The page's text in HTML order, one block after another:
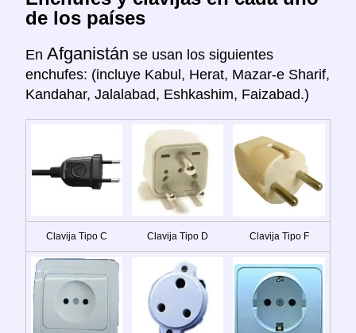
de los países
En Afganistán se usan los siguientes
enchufes: (incluye Kabul, Herat, Mazar-e Sharif,
Kandahar, Jalalabad, Eshkashim, Faizabad.)
Clavija Tipo C Clavija Tipo D Clavija Tipo F